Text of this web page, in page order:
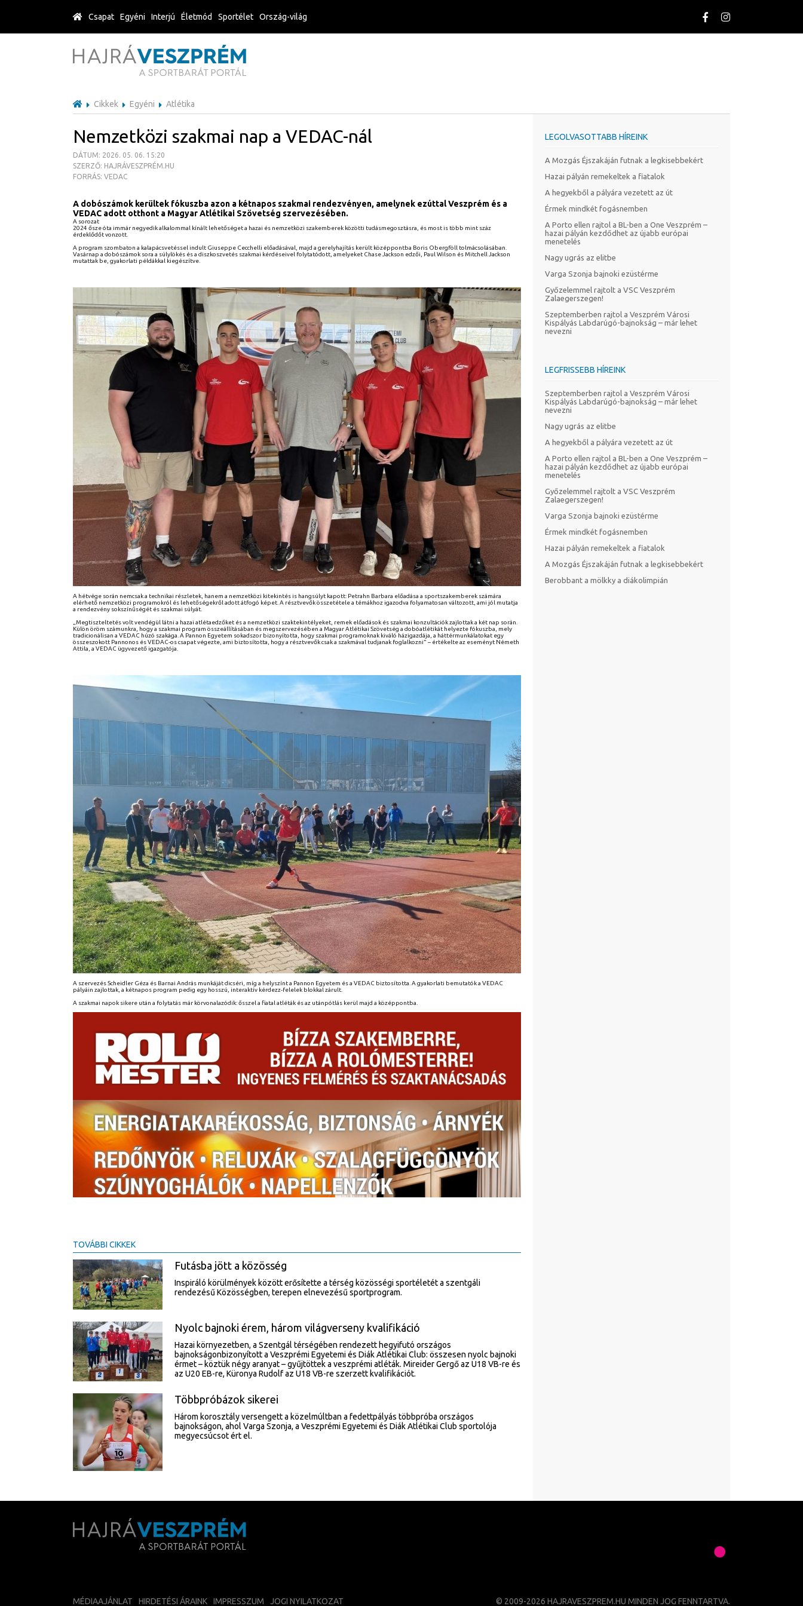
Cikkek Egyéni Atlétika
Nemzetközi szakmai nap a VEDAC-nál
DÁTUM: 2026. 05. 06. 15:20
SZERZŐ: HAJRÁVESZPRÉM.HU
FORRÁS: VEDAC
A dobószámok kerültek fókuszba azon a kétnapos szakmai rendezvényen, amelynek ezúttal Veszprém és a
VEDAC adott otthont a Magyar Atlétikai Szövetség szervezésében.
A sorozat
2024 ősze óta immár negyedik alkalommal kínált lehetőséget a hazai és nemzetközi szakemberek közötti tudásmegosztásra, és most is több mint száz
érdeklődőt vonzott.
A program szombaton a kalapácsvetéssel indult Giuseppe Cecchelli előadásával, majd a gerelyhajítás került középpontba Boris Obergföll tolmácsolásában.
Vasárnap a dobószámok sora a súlylökés és a diszkoszvetés szakmai kérdéseivel folytatódott, amelyeket Chase Jackson edzői, Paul Wilson és Mitchell Jackson
mutattak be, gyakorlati példákkal kiegészítve.
A hétvége során nemcsak a technikai részletek, hanem a nemzetközi kitekintés is hangsúlyt kapott: Petrahn Barbara előadása a sportszakemberek számára
elérhető nemzetközi programokról és lehetőségekről adott átfogó képet. A résztvevők összetétele a témákhoz igazodva folyamatosan változott, ami jól mutatja
a rendezvény sokszínűségét és szakmai súlyát.
„Megtiszteltetés volt vendégül látni a hazai atlétaedzőket és a nemzetközi szaktekintélyeket, remek előadások és szakmai konzultációk zajlottak a két nap során.
Külön öröm számunkra, hogy a szakmai program összeállításában és megszervezésében a Magyar Atlétikai Szövetség a dobóatlétikát helyezte fókuszba, mely
tradicionálisan a VEDAC húzó szakága. A Pannon Egyetem sokadszor bizonyította, hogy szakmai programoknak kiváló házigazdája, a háttérmunkálatokat egy
összeszokott Pannonos és VEDAC-os csapat végezte, ami biztosította, hogy a résztvevők csak a szakmával tudjanak foglalkozni” – értékelte az eseményt Németh
Attila, a VEDAC ügyvezető igazgatója.
A szervezés Scheidler Géza és Barnai András munkáját dicséri, míg a helyszínt a Pannon Egyetem és a VEDAC biztosította. A gyakorlati bemutatók a VEDAC
pályáin zajlottak, a kétnapos program pedig egy hosszú, interaktív kérdezz-felelek blokkal zárult.
A szakmai napok sikere után a folytatás már körvonalazódik: ősszel a fiatal atléták és az utánpótlás kerül majd a középpontba.
TOVÁBBI CIKKEK
Futásba jött a közösség
Inspiráló körülmények között erősítette a térség közösségi sportéletét a szentgáli
rendezésű Közösségben, terepen elnevezésű sportprogram.
Nyolc bajnoki érem, három világverseny kvalifikáció
Hazai környezetben, a Szentgál térségében rendezett hegyifutó országos
bajnokságonbizonyított a Veszprémi Egyetemi és Diák Atlétikai Club: összesen nyolc bajnoki
érmet – köztük négy aranyat – gyűjtöttek a veszprémi atléták. Mireider Gergő az U18 VB-re és
az U20 EB-re, Küronya Rudolf az U18 VB-re szerzett kvalifikációt.
Többpróbázok sikerei
Három korosztály versengett a közelmúltban a fedettpályás többpróba országos
bajnokságon, ahol Varga Szonja, a Veszprémi Egyetemi és Diák Atlétikai Club sportolója
megyecsúcsot ért el.
LEGOLVASOTTABB HÍREINK
A Mozgás Éjszakáján futnak a legkisebbekért
Hazai pályán remekeltek a fiatalok
A hegyekből a pályára vezetett az út
Érmek mindkét fogásnemben
A Porto ellen rajtol a BL-ben a One Veszprém –
hazai pályán kezdődhet az újabb európai
menetelés
Nagy ugrás az elitbe
Varga Szonja bajnoki ezüstérme
Győzelemmel rajtolt a VSC Veszprém
Zalaegerszegen!
Szeptemberben rajtol a Veszprém Városi
Kispályás Labdarúgó-bajnokság – már lehet
nevezni
LEGFRISSEBB HÍREINK
Szeptemberben rajtol a Veszprém Városi
Kispályás Labdarúgó-bajnokság – már lehet
nevezni
Nagy ugrás az elitbe
A hegyekből a pályára vezetett az út
A Porto ellen rajtol a BL-ben a One Veszprém –
hazai pályán kezdődhet az újabb európai
menetelés
Győzelemmel rajtolt a VSC Veszprém
Zalaegerszegen!
Varga Szonja bajnoki ezüstérme
Érmek mindkét fogásnemben
Hazai pályán remekeltek a fiatalok
A Mozgás Éjszakáján futnak a legkisebbekért
Berobbant a mölkky a diákolimpián
MÉDIAAJÁNLAT HIRDETÉSI ÁRAINK IMPRESSZUM JOGI NYILATKOZAT © 2009-2026 HAJRAVESZPREM.HU MINDEN JOG FENNTARTVA.
Csapat Egyéni Interjú Életmód Sportélet Ország-világ